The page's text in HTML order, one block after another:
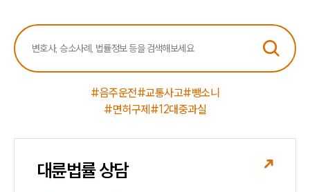
#음주운전#교통사고#뺑소니
#면허구제#12대중과실
대륜법률 상담